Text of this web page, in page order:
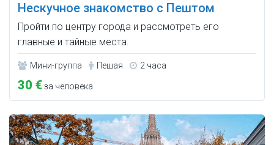
Нескучное знакомство с Пештом
Пройти по центру города и рассмотреть его
главные и тайные места.
Мини-группа Пешая 2 часа
30 €за человека